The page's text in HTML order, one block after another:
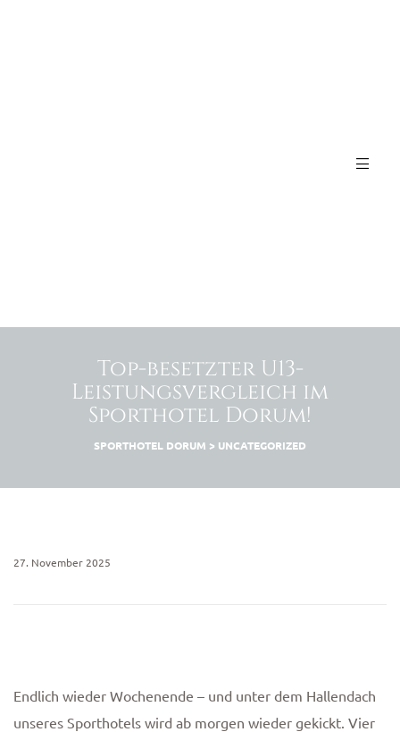
Top-besetzter U13-
Leistungsvergleich im
Sporthotel Dorum!
SPORTHOTEL DORUM > UNCATEGORIZED
27. November 2025
Endlich wieder Wochenende – und unter dem Hallendach
unseres Sporthotels wird ab morgen wieder gekickt. Vier